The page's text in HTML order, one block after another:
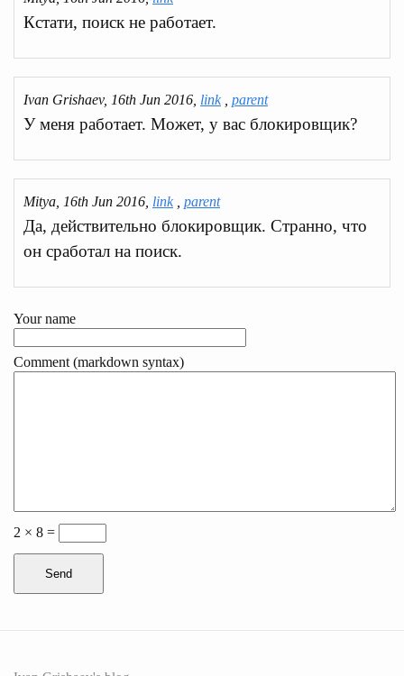
Кстати, поиск не работает.
Ivan Grishaev, 16th Jun 2016, link, parent
У меня работает. Может, у вас блокировщик?
Mitya, 16th Jun 2016, link, parent
Да, действительно блокировщик. Странно, что
он сработал на поиск.
Your name
Comment (markdown syntax)
2 × 8 =
Send